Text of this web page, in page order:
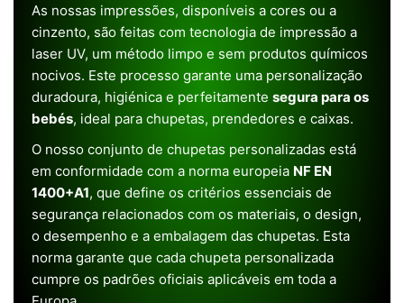
As nossas impressões, disponíveis a cores ou a
cinzento, são feitas com tecnologia de impressão a
laser UV, um método limpo e sem produtos químicos
nocivos. Este processo garante uma personalização
duradoura, higiénica e perfeitamente segura para os
bebés, ideal para chupetas, prendedores e caixas.
O nosso conjunto de chupetas personalizadas está
em conformidade com a norma europeia NF EN
1400+A1, que define os critérios essenciais de
segurança relacionados com os materiais, o design,
o desempenho e a embalagem das chupetas. Esta
norma garante que cada chupeta personalizada
cumpre os padrões oficiais aplicáveis em toda a